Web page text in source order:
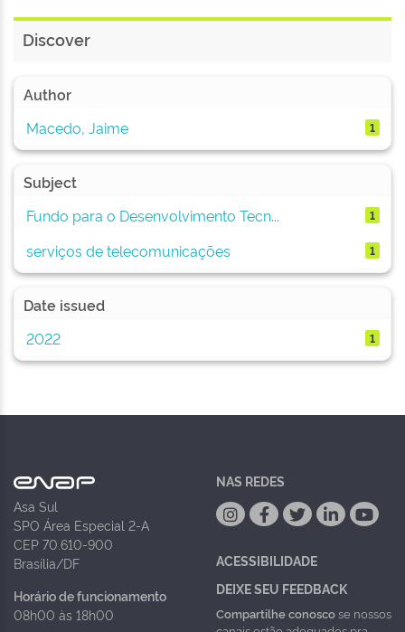
Discover
Author
Macedo, Jaime
1
Subject
Fundo para o Desenvolvimento Tecn...
1
serviços de telecomunicações 1
Date issued
2022
1
Asa Sul
SPO Área Especial 2-A
CEP 70.610-900
Brasília/DF
Horário de funcionamento
08h00 às 18h00
NAS REDES
ACESSIBILIDADE
DEIXE SEU FEEDBACK
Compartilhe conoscose nossos